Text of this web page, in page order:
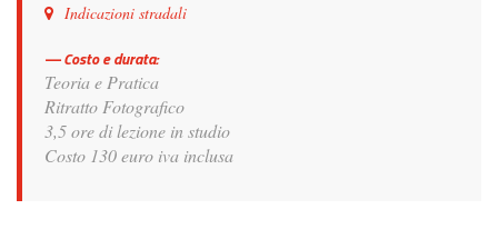
Indicazioni stradali
Costo e durata:
Teoria e Pratica
Ritratto Fotografico
3,5 ore di lezione in studio
Costo 130 euro iva inclusa